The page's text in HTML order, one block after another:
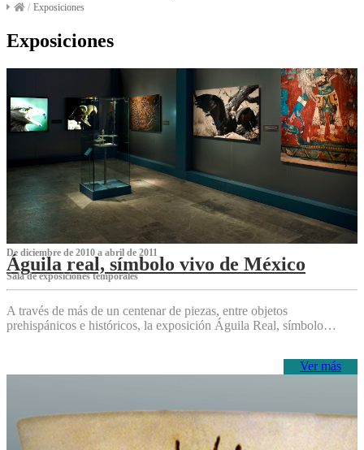
/ Exposiciones
Exposiciones
De diciembre de 2010 a abril de 2011
Águila real, símbolo vivo de México
Sala de exposiciones temporales
A través de más de un centenar de piezas, entre objetos
prehispánicos e históricos, la exposición Águila Real, símbolo…
Ver más